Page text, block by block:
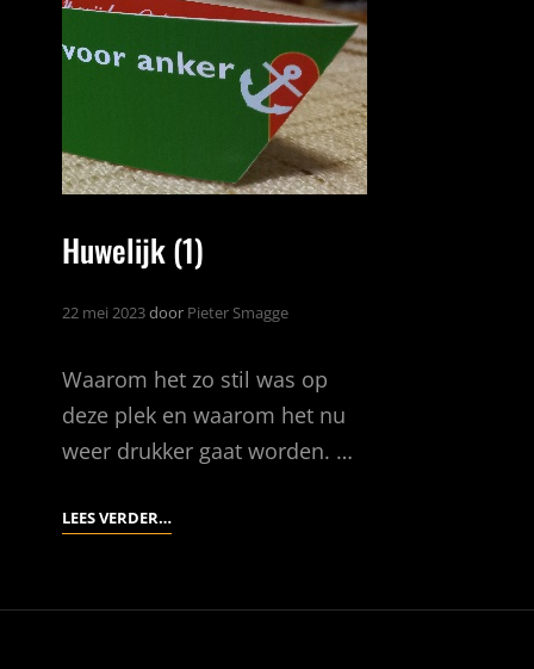
Huwelijk (1)
22 mei 2023door Pieter Smagge
Waarom het zo stil was op
deze plek en waarom het nu
weer drukker gaat worden. …
LEES VERDER…HUWELIJK